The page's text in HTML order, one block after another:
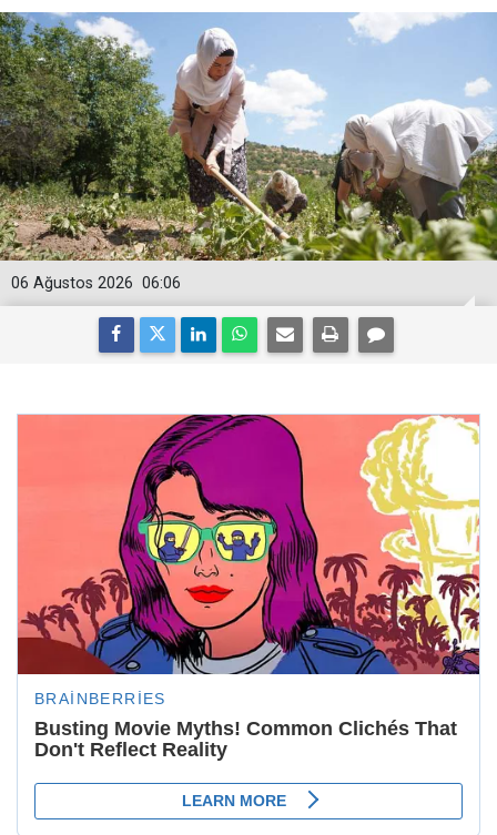
06:06
06 Ağustos 2026